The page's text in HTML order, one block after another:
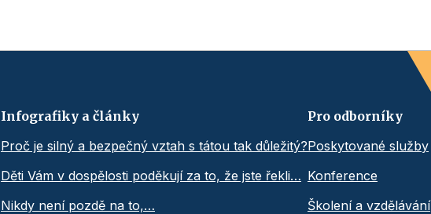
Infografiky a články
Proč je silný a bezpečný vztah s tátou tak důležitý?
Děti Vám v dospělosti poděkují za to, že jste řekli…
Nikdy není pozdě na to,…
Pro odborníky
Poskytované služby
Konference
Školení a vzdělávání